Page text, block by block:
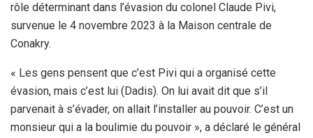
rôle déterminant dans l’évasion du colonel Claude Pivi,
survenue le 4 novembre 2023 à la Maison centrale de
Conakry.
« Les gens pensent que c’est Pivi qui a organisé cette
évasion, mais c’est lui (Dadis). On lui avait dit que s’il
parvenait à s’évader, on allait l’installer au pouvoir. C’est un
monsieur qui a la boulimie du pouvoir », a déclaré le général